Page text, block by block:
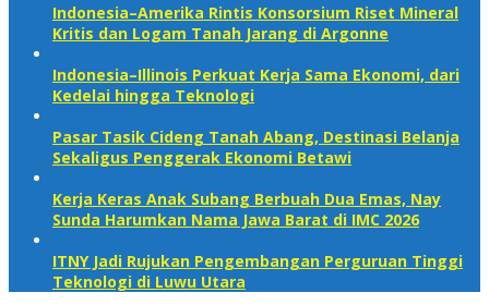
Indonesia–Amerika Rintis Konsorsium Riset Mineral
Kritis dan Logam Tanah Jarang di Argonne
Indonesia–Illinois Perkuat Kerja Sama Ekonomi, dari
Kedelai hingga Teknologi
Pasar Tasik Cideng Tanah Abang, Destinasi Belanja
Sekaligus Penggerak Ekonomi Betawi
Kerja Keras Anak Subang Berbuah Dua Emas, Nay
Sunda Harumkan Nama Jawa Barat di IMC 2026
ITNY Jadi Rujukan Pengembangan Perguruan Tinggi
Teknologi di Luwu Utara